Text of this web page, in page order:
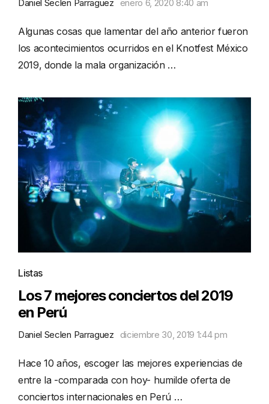
Daniel Seclen Parraguez enero 6, 2020 8:40 am
Algunas cosas que lamentar del año anterior fueron
los acontecimientos ocurridos en el Knotfest México
2019, donde la mala organización …
Listas
Los 7 mejores conciertos del 2019
en Perú
Daniel Seclen Parraguez diciembre 30, 2019 1:44 pm
Hace 10 años, escoger las mejores experiencias de
entre la -comparada con hoy- humilde oferta de
conciertos internacionales en Perú …